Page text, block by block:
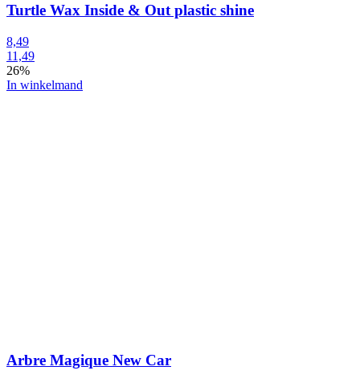
Turtle Wax Inside & Out plastic shine
8,49
11,49
26%
In winkelmand
Arbre Magique New Car